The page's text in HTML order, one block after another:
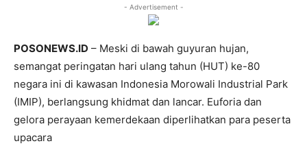
- Advertisement -
POSONEWS.ID – Meski di bawah guyuran hujan,
semangat peringatan hari ulang tahun (HUT) ke-80
negara ini di kawasan Indonesia Morowali Industrial Park
(IMIP), berlangsung khidmat dan lancar. Euforia dan
gelora perayaan kemerdekaan diperlihatkan para peserta
upacara